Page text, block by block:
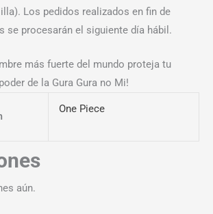
Los pedidos realizados en fin de
se procesarán el siguiente día hábil.
más fuerte del mundo proteja tu
de la Gura Gura no Mi!
One Piece
aún.